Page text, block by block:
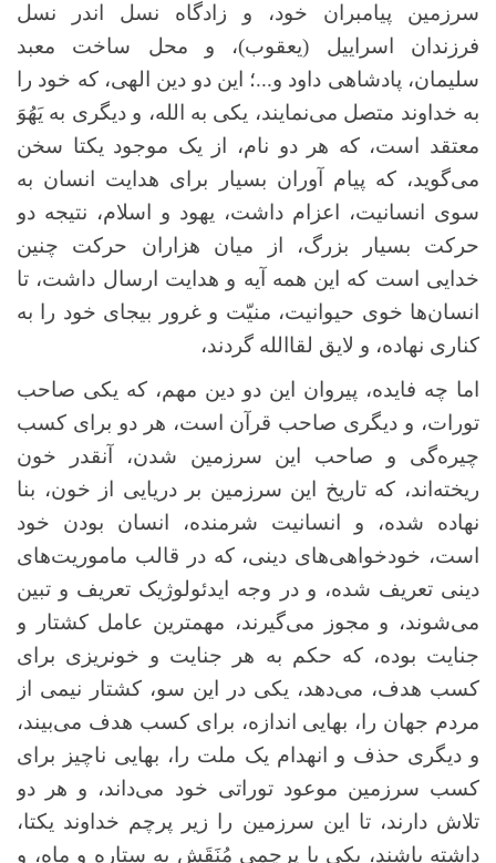
سرزمین پیامبران خود، و زادگاه نسل اندر نسل
فرزندان اسراییل (یعقوب)، و محل ساخت معبد
سلیمان، پادشاهی داود و...؛ این دو دین الهی، که خود را
به خداوند متصل می‌نمایند، یکی به الله، و دیگری به یَهُوَ
معتقد است، که هر دو نام، از یک موجود یکتا سخن
می‌گوید، که پیام آوران بسیار برای هدایت انسان به
سوی انسانیت، اعزام داشت، یهود و اسلام، نتیجه دو
حرکت بسیار بزرگ، از میان هزاران حرکت چنین
خدایی است که این همه آیه و هدایت ارسال داشت، تا
انسان‌ها خوی حیوانیت، منیّت و غرور بیجای خود را به
کناری نهاده، و لایق لقاالله گردند،
اما چه فایده، پیروان این دو دین مهم، که یکی صاحب
تورات، و دیگری صاحب قرآن است، هر دو برای کسب
چیره‌گی و صاحب این سرزمین شدن، آنقدر خون
ریخته‌اند، که تاریخ این سرزمین بر دریایی از خون، بنا
نهاده شده، و انسانیت شرمنده، انسان بودن خود
است، خودخواهی‌های دینی، که در قالب ماموریت‌های
دینی تعریف شده، و در وجه ایدئولوژیک تعریف و تبین
می‌شوند، و مجوز می‌گیرند، مهمترین عامل کشتار و
جنایت بوده، که حکم به هر جنایت و خونریزی برای
کسب هدف، می‌دهد، یکی در این سو، کشتار نیمی از
مردم جهان را، بهایی اندازه، برای کسب هدف می‌بیند،
و دیگری حذف و انهدام یک ملت را، بهایی ناچیز برای
کسب سرزمین موعود توراتی خود می‌داند، و هر دو
تلاش دارند، تا این سرزمین را زیر پرچم خداوند یکتا،
داشته باشند، یکی با پرچمی مُنَقَش به ستاره و ماه، و